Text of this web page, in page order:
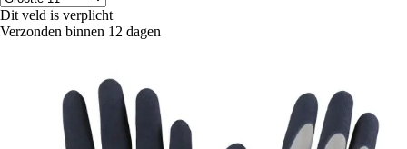
Dit veld is verplicht
Verzonden binnen 12 dagen